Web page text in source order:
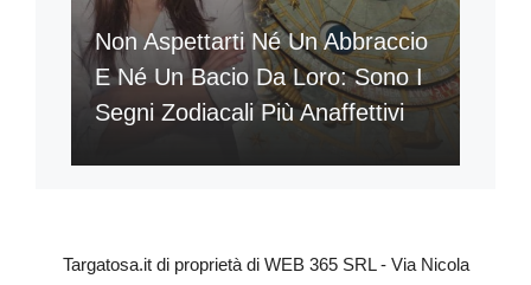
Non Aspettarti Né Un Abbraccio
E Né Un Bacio Da Loro: Sono I
Segni Zodiacali Più Anaffettivi
Targatosa.it di proprietà di WEB 365 SRL - Via Nicola